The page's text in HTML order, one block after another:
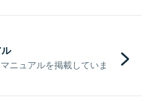
ニュアルを掲載していま